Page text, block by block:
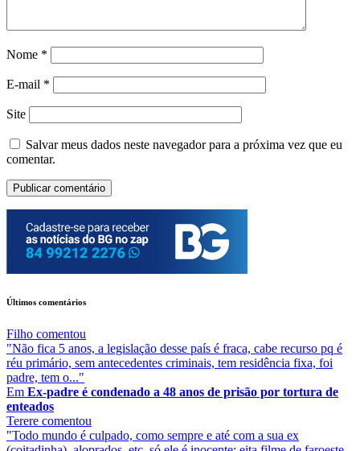
Nome *
E-mail *
Site
Salvar meus dados neste navegador para a próxima vez que eu
comentar.
Últimos comentários
Filho comentou
"Não fica 5 anos, a legislação desse país é fraca, cabe recurso pq é
réu primário, sem antecedentes criminais, tem residência fixa, foi
padre, tem o..."
Em Ex-padre é condenado a 48 anos de prisão por tortura de
enteados
Terere comentou
"Todo mundo é culpado, como sempre e até com a sua ex